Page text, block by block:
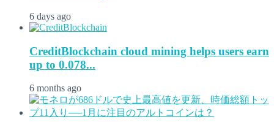
6 days ago
CreditBlockchain cloud mining helps users earn
up to 0.078...
6 months ago